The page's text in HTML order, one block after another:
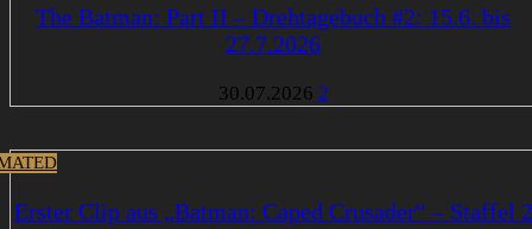
The Batman: Part II – Drehtagebuch #2: 15.6. bis
27.7.2026
30.07.2026 2
Erster Clip aus „Batman: Caped Crusader“ – Staffel 2